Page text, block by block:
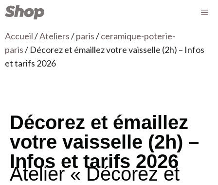
Accueil/Ateliers/paris/ceramique-poterie-
paris/ Décorez et émaillez votre vaisselle (2h) – Infos
et tarifs 2026
Décorez et émaillez
votre vaisselle (2h) –
Infos et tarifs 2026
Atelier « Décorez et